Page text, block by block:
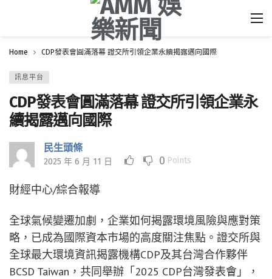
Home CDP發表會圓滿落幕 證交所引領企業永續揭露邁向國際
訊息平台
CDP發表會圓滿落幕 證交所引領企業永
續揭露邁向國際
民生頭條
2025 年 6 月 11 日 0 Points
財經中心/綜合報導
全球氣候變遷加劇，企業如何揭露環境風險與應對策
略，已成為國際資本市場的高度關注焦點。證交所與
全球最大環境資訊揭露機構CDP及其台灣合作夥伴
BCSD Taiwan，共同舉辦「2025 CDP台灣發表會」，